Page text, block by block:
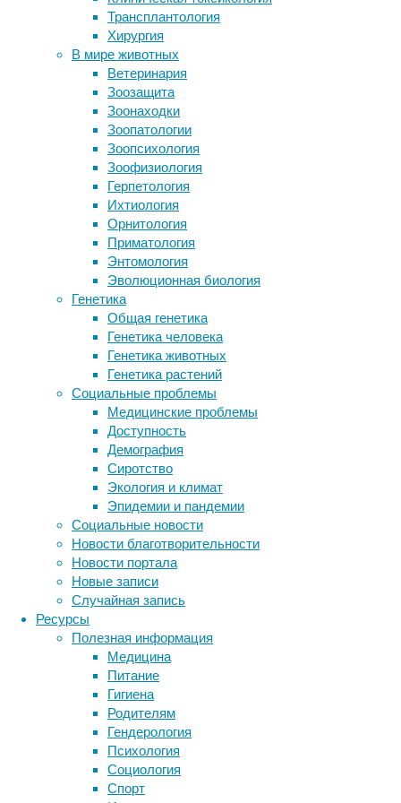
Трансплантология
Хирургия
В мире животных
Ветеринария
Зоозащита
Зоонаходки
Зоопатологии
Зоопсихология
Зоофизиология
Герпетология
Ихтиология
Орнитология
Приматология
Энтомология
Эволюционная биология
Генетика
Общая генетика
Генетика человека
Генетика животных
Генетика растений
Социальные проблемы
Медицинские проблемы
Доступность
Демография
Сиротство
Экология и климат
Эпидемии и пандемии
Социальные новости
Новости благотворительности
Новости портала
Новые записи
Случайная запись
Ресурсы
Полезная информация
Медицина
Питание
Гигиена
Родителям
Гендерология
Психология
Социология
Спорт
26/12/2023,
14:41
26/12/2023
здоровье,
медицина,
онкология,
питание,
продукты,
профилактика
Метаанализ
выявил
устойчивую
линейную
зависимость
между
употреблением
моркови
пищу
снижением
людей
риска
развития
онкологических
заболеваний.
Диетологи
медики
давно
помогающее слепым читать
обычные книги
Самое крупное цветение токсичных
водорослей может угрожать
продовольственной безопасности
Люди с синдромом хронической
усталости (СХУ) истощены на
клеточном уровне
Свежевыжатые соки: польза и вред
Следите за новостями